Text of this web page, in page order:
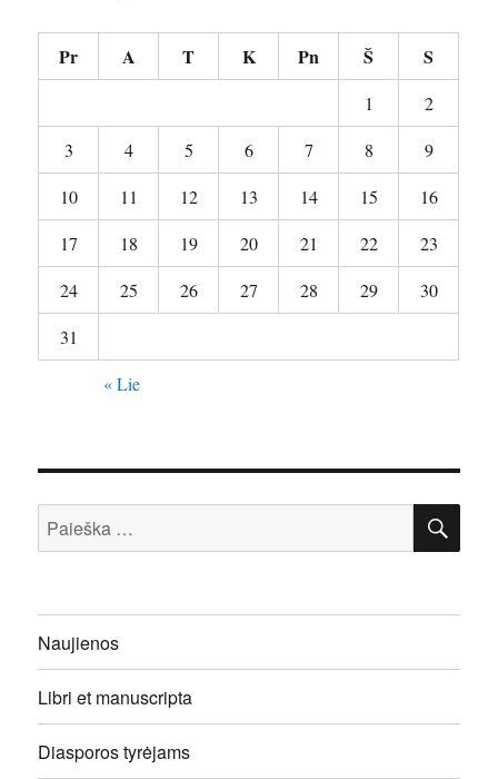
Pr A T K Pn Š S
1
2
3
4 5 6 7 8
9
10
11 12 13 14 15
16
17
18 19 20 21 22
23
24
25 26 27 28 29
30
31
« Lie
Ieškoti:
Naujienos
Libri et manuscripta
Diasporos tyrėjams